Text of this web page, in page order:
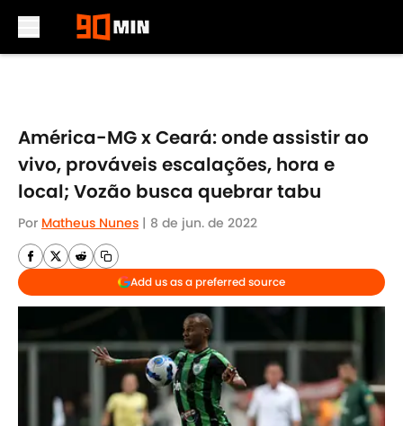
América-MG x Ceará: onde assistir ao
vivo, prováveis escalações, hora e
local; Vozão busca quebrar tabu
Por Matheus Nunes | 8 de jun. de 2022
Add us as a preferred source